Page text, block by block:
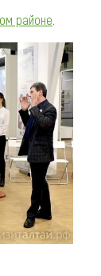
районе